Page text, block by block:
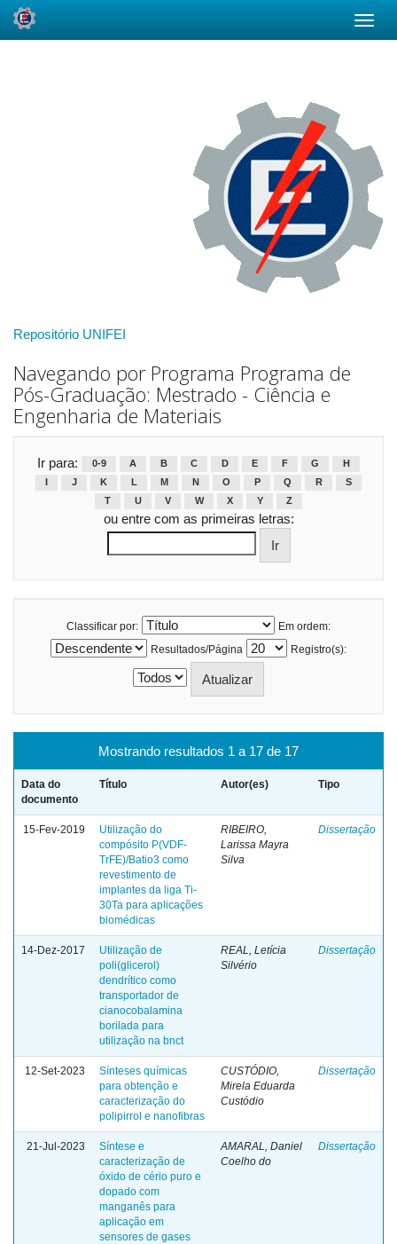
Repositório UNIFEI
Navegando por Programa Programa de
Pós-Graduação: Mestrado - Ciência e
Engenharia de Materiais
Ir para: 0-9 A B C D E F G
H
J K L M N O P Q R
S
T
U V W X Y Z
ou entre com as primeiras letras:
Classificar por:
Em ordem:
Resultados/Página
Registro(s):
Mostrando resultados 1 a 17 de 17
Data do
documento
Título Autor(es) Tipo
15-Fev-2019
Utilização do
compósito P(VDF-
TrFE)/Batio3 como
revestimento de
implantes da liga Ti-
30Ta para aplicações
biomédicas
RIBEIRO,
Larissa Mayra
Silva
Dissertação
14-Dez-2017
Utilização de
poli(glicerol)
dendrítico como
transportador de
cianocobalamina
borilada para
utilização na bnct
REAL, Letícia
Silvério
Dissertação
12-Set-2023
Sínteses químicas
para obtenção e
caracterização do
polipirrol e nanofibras
CUSTÓDIO,
Mirela Eduarda
Custódio
Dissertação
21-Jul-2023
Síntese e
caracterização de
óxido de cério puro e
dopado com
manganês para
aplicação em
sensores de gases
AMARAL, Daniel
Coelho do
Dissertação